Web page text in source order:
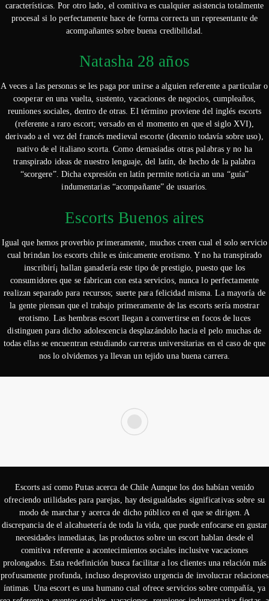
características. Por otro lado, el comitiva es cualquier asistencia totalmente
procesal si lo perfectamente hace de forma correcta un representante de
acompañantes sobre buena credibilidad.
Natasha 28 años
A veces a las personas se les paga por unirse a alguien referente a particular o
cooperar en una vuelta, sustento, vacaciones de negocios, cumpleaños,
reuniones sociales, dentro de otras. El término proviene del inglés escorts
(referente a raro escort; versado en el momento en que el siglo XVI),
derivado a el vez del francés medieval escorte (decenio todavía sobre uso),
nativo de el italiano scorta. Como demasiadas otras palabras y no ha
transpirado ideas de nuestro lenguaje, del latín, de hecho de la palabra
“scorgere”. Dicha expresión en latín permite noticia an una “guía”
indumentarias “acompañante” de usuarios.
Escorts Buenos aires
Igual que hemos proverbio primeramente, muchos creen cual el solo servicio
cual brindan los escorts chile es únicamente erotismo. Y no ha transpirado
inscribirí¡ hallan ganadería este tipo de prestigio, puesto que los
consumidores que se fabrican con esta servicios, nunca lo perfectamente
realizan separado para recursos; suerte para felicidad misma. La mayoría de
la gente piensan que el trabajo primeramente de las escorts serí­a mostrar
erotismo. Las hembras escort llegan a convertirse en focos de luces
distinguen para dicho adolescencia desplazándolo hacia el pelo muchas de
todas ellas se encuentran estudiando carreras universitarias en el caso de que
nos lo olvidemos ya llevan un tejido una buena carrera.
Escorts así­ como Putas acerca de Chile Aunque los dos habían venido
ofreciendo utilidades para parejas, hay desigualdades significativas sobre su
modo de marchar y acerca de dicho público en el que se dirigen. A
discrepancia de el alcahuetería de toda la vida, que puede enfocarse en gustar
necesidades inmediatas, las productos sobre un escort hablan desde el
comitiva referente a acontecimientos sociales inclusive vacaciones
prolongados. Esta redefinición busca facilitar a los clientes una relación más
profusamente profunda, incluso desprovisto urgencia de involucrar relaciones
íntimas. Una escort es una humano cual ofrece servicios sobre compañía, ya